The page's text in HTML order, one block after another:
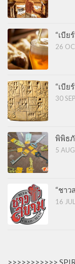
“เบีย
26
“เบีย
30
พิพิธ
5
“ชาว
16
>>>>>>>>>>>